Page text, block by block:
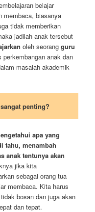
belajar
membaca, biasanya
tidak memberikan
jadilah anak tersebut
oleh seorang guru
anak dan
masalah akademik
penting?
apa yang
tahu, menambah
anak tentunya akan
jika kita
sebagai orang tua
membaca. Kita harus
bosan dan juga akan
dan tepat.